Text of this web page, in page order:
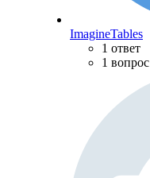
ImagineTables
1 ответ
1 вопрос